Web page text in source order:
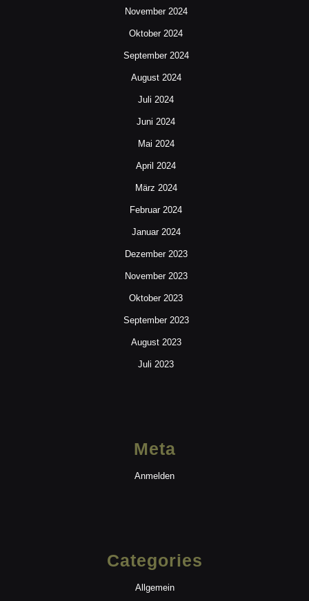
November 2024
Oktober 2024
September 2024
August 2024
Juli 2024
Juni 2024
Mai 2024
April 2024
März 2024
Februar 2024
Januar 2024
Dezember 2023
November 2023
Oktober 2023
September 2023
August 2023
Juli 2023
Meta
Anmelden
Categories
Allgemein